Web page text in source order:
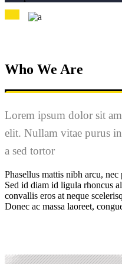
Who We Are
Lorem ipsum dolor sit
elit. Nullam vitae purus
a sed tortor
Phasellus mattis nibh arcu,
Sed id diam id ligula rhoncus
convallis eros at neque
Donec ac massa laoreet,